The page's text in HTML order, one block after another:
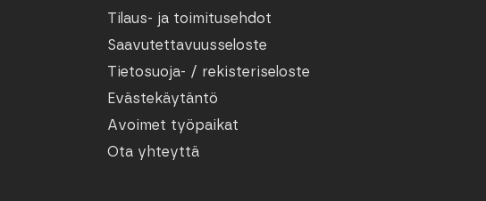
Tilaus- ja toimitusehdot
Saavutettavuusseloste
Tietosuoja- / rekisteriseloste
Evästekäytäntö
Avoimet työpaikat
Ota yhteyttä